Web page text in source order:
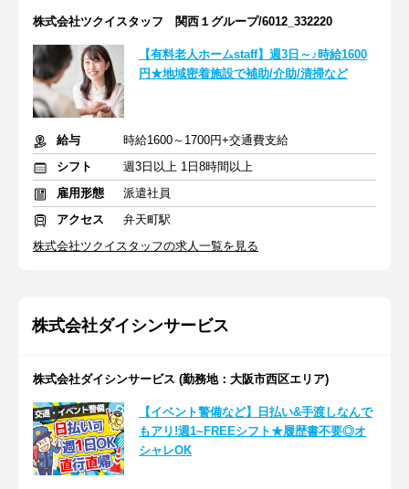
株式会社ツクイスタッフ 関西１グループ/6012_332220
【有料老人ホームstaff】週3日～♪時給1600
円★地域密着施設で補助/介助/清掃など
給与
時給1600～1700円+交通費支給
シフト
週3日以上 1日8時間以上
雇用形態
派遣社員
アクセス
弁天町駅
株式会社ツクイスタッフの求人一覧を見る
株式会社ダイシンサービス
株式会社ダイシンサービス (勤務地：大阪市西区エリア)
【イベント警備など】日払い&手渡しなんで
もアリ!週1~FREEシフト★履歴書不要◎オ
シャレOK